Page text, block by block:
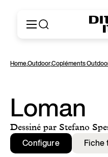
Produits
Catalogues et
Ditre for
Points de
News & Press
Zone Réservée
English
Español
Русский
简体中文
Home,Outdoor,Copléments
Loman
Dessiné par Stefano
Configure Fiche